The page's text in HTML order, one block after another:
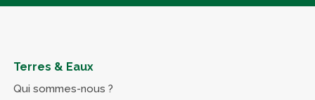
Terres & Eaux
Qui sommes-nous ?